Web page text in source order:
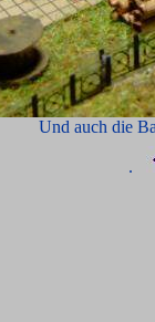
Und auch die
.